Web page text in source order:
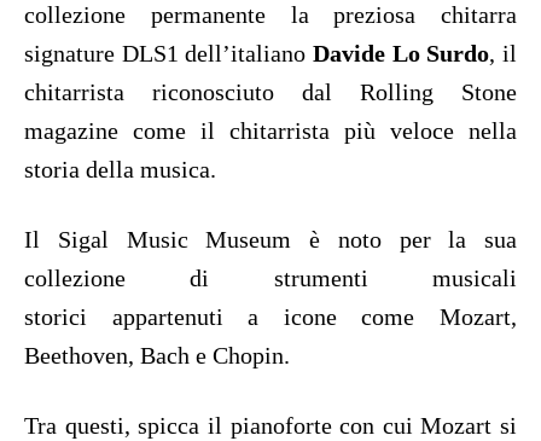
collezione permanente la preziosa chitarra
signature DLS1 dell’italiano Davide Lo Surdo, il
chitarrista riconosciuto dal Rolling Stone
magazine come il chitarrista più veloce nella
storia della musica.
Il Sigal Music Museum è noto per la sua
collezione di strumenti musicali
storici appartenuti a icone come Mozart,
Beethoven, Bach e Chopin.
Tra questi, spicca il pianoforte con cui Mozart si